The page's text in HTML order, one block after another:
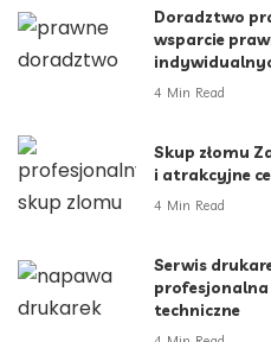
Doradztwo
wsparcie
4 Min Read
Skup złomu
i atrakcyjne
4 Min Read
Serwis
profesjonalna
techniczne